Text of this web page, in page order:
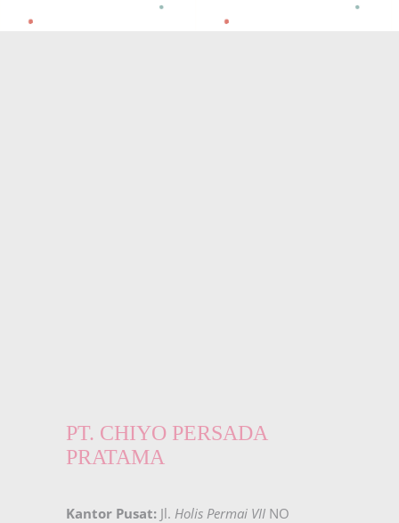
PT. CHIYO PERSADA
PRATAMA
Kantor Pusat: Jl. Holis Permai VII NO